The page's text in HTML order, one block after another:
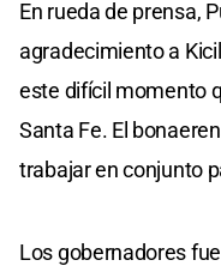
En rueda de prensa,
agradecimiento a
este difícil momento
Santa Fe. El
trabajar en conjunto
Los gobernadores